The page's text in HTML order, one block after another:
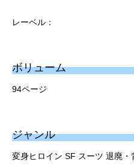
レーベル：
ボリューム
94ページ
ジャンル
変身ヒロイン SF スーツ 退廃